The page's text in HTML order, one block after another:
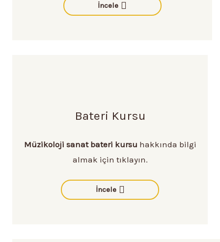
İncele
Bateri Kursu
Müzikoloji sanat bateri kursu hakkında bilgi
almak için tıklayın.
İncele